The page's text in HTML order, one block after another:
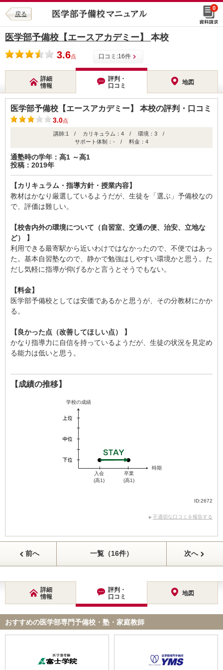
戻る
0
医学部予備校【エースアカデミー】 本校
3.6点 口コミ:16件
詳細
情報
評判・
口コミ
地図
医学部予備校【エースアカデミー】 本校の評判・口コミ
3.0点
講師:1 / カリキュラム：4 / 環境：3 /
サポート体制：- / 料金：4
通塾時の学年：高1 ～高1
投稿：2019年
【カリキュラム・指導方針・授業内容】
教材はかなり厳選しているようだが、生徒を「選ぶ」予備校なの
で、評価は難しい。
【校舎内外の環境について（自習室、交通の便、治安、立地な
ど） 】
利用できる最寄駅から近いわけではなかったので、不便ではあっ
た。基本自習塾なので、静かで勉強はしやすい環境かと思う。た
だし気軽に指導が仰げるかと言うとそうでもない。
【料金】
医学部予備校としては安価であるかと思うが、その分教材にかか
る。
【良かった点（改善してほしい点） 】
かなり指導力に自信を持っているようだが、生徒の状況を見定め
る能力は低いと思う。
【成績の推移】
学校の成績
時期
入会
(高1)
卒業
(高1)
ID:2672
不適切な口コミを報告する
前へ 一覧（16件） 次へ
詳細
情報
評判・
口コミ
地図
おすすめの医学部専門予備校・塾・家庭教師